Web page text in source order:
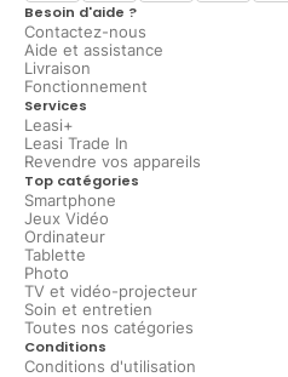
Besoin d'aide ?
Contactez-nous
Aide et assistance
Livraison
Fonctionnement
Services
Leasi+
Leasi Trade In
Revendre vos appareils
Top catégories
Smartphone
Jeux Vidéo
Ordinateur
Tablette
Photo
TV et vidéo-projecteur
Soin et entretien
Toutes nos catégories
Conditions
Conditions d'utilisation